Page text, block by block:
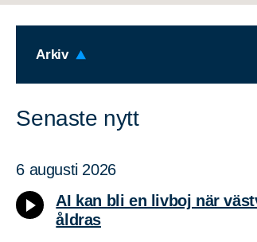
Arkiv
Senaste nytt
6 augusti 2026
AI kan bli en livboj när
åldras